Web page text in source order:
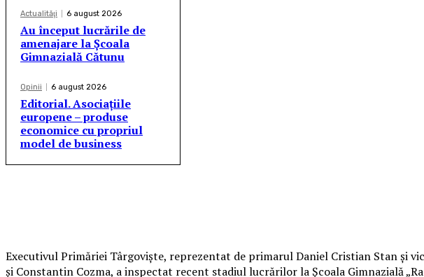
Actualităţi 6 august 2026
Au început lucrările de
amenajare la Școala
Gimnazială Cătunu
Opinii 6 august 2026
Editorial. Asociațiile
europene – produse
economice cu propriul
model de business
Executivul Primăriei Târgoviște, reprezentat de primarul Daniel Cristian Stan și
și Constantin Cozma, a inspectat recent stadiul lucrărilor la Școala Gimnazială